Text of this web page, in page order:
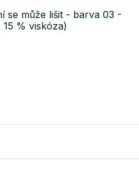
se může lišit - barva 03 -
% viskóza)